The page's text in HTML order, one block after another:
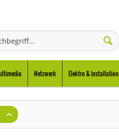
Netzwerk Elektro & Installation